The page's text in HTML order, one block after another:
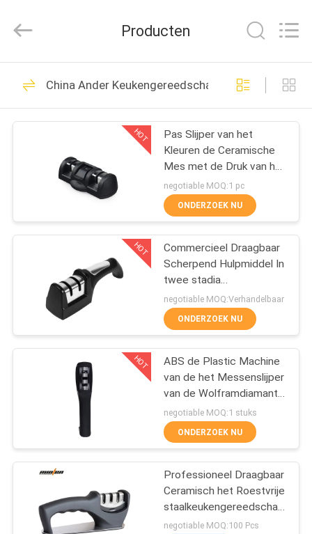
HUIS
PRODUCTEN
VIDEO'S
ONS
FABRIEKSTOUR
KWALITEITSCONTROLE
CONTACT
OP
NIEUWS
Electric
Appliance
All
Reserved.
De Slijper van het
huishoudenmes
45
De Slijper van het
keukenmes
55
Openluchtmessenslijper
21
Producten
China Ander Keukengereedschap
HOT
Pas Slijper van het
Kleuren de Ceramische
Mes met de Druk van het
Merkembleem voor
Giften aan
negotiable MOQ:1 pc
ONDERZOEK NU
HOT
Commercieel Draagbaar
Scherpend Hulpmiddel In
twee stadia
205*65*52MM van de
Messenslijper
negotiable MOQ:Verhandelbaar
ONDERZOEK NU
HOT
ABS de Plastic Machine
van de het Messenslijper
van de Wolframdiamant
Ceramische met Handvat
negotiable MOQ:1 stuks
ONDERZOEK NU
Professioneel Draagbaar
Ceramisch het Roestvrije
staalkeukengereedschap
van de Messenslijper
negotiable MOQ:100 Pcs